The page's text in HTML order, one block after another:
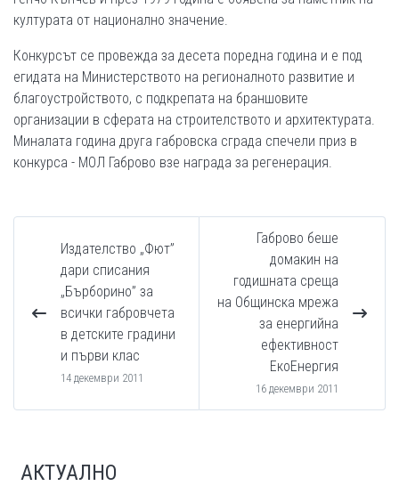
културата от национално значение.
Конкурсът се провежда за десета поредна година и е под
егидата на Министерството на регионалното развитие и
благоустройството, с подкрепата на браншовите
организации в сферата на строителството и архитектурата.
Миналата година друга габровска сграда спечели приз в
конкурса - МОЛ Габрово взе награда за регенерация.
Издателство „Фют”
дари списания
„Бърборино” за
всички габровчета
в детските градини
и първи клас
14 декември 2011
Габрово беше
домакин на
годишната среща
на Общинска мрежа
за енергийна
ефективност
ЕкоЕнергия
16 декември 2011
АКТУАЛНО